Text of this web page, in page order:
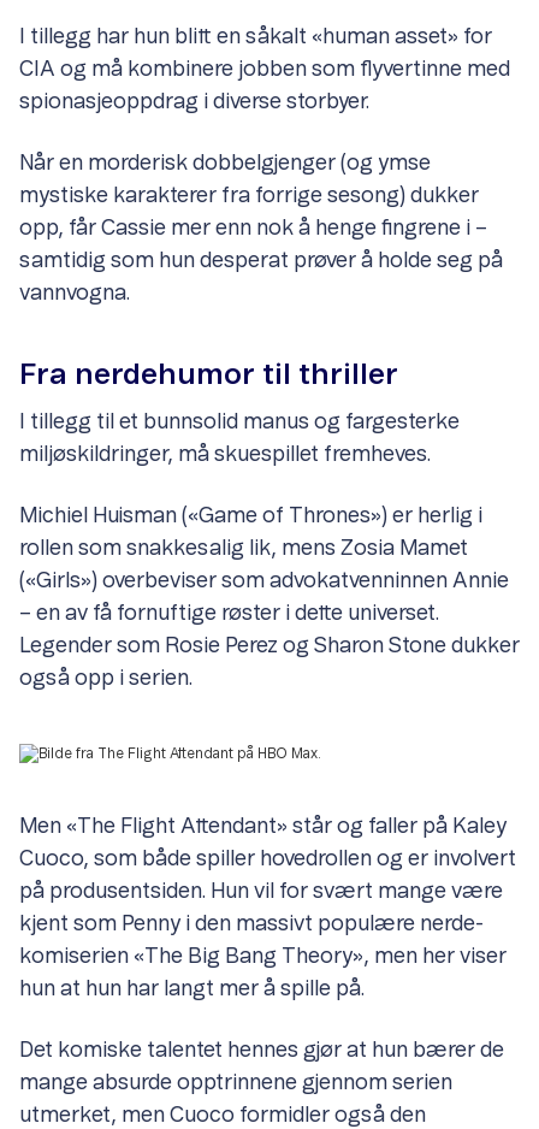
I tillegg har hun blitt en såkalt «human asset» for
CIA og må kombinere jobben som flyvertinne med
spionasjeoppdrag i diverse storbyer.
Når en morderisk dobbelgjenger (og ymse
mystiske karakterer fra forrige sesong) dukker
opp, får Cassie mer enn nok å henge fingrene i –
samtidig som hun desperat prøver å holde seg på
vannvogna.
Fra nerdehumor til thriller
I tillegg til et bunnsolid manus og fargesterke
miljøskildringer, må skuespillet fremheves.
Michiel Huisman («Game of Thrones») er herlig i
rollen som snakkesalig lik, mens Zosia Mamet
(«Girls») overbeviser som advokatvenninnen Annie
– en av få fornuftige røster i dette universet.
Legender som Rosie Perez og Sharon Stone dukker
også opp i serien.
Men «The Flight Attendant» står og faller på Kaley
Cuoco, som både spiller hovedrollen og er involvert
på produsentsiden. Hun vil for svært mange være
kjent som Penny i den massivt populære nerde-
komiserien «The Big Bang Theory», men her viser
hun at hun har langt mer å spille på.
Det komiske talentet hennes gjør at hun bærer de
mange absurde opptrinnene gjennom serien
utmerket, men Cuoco formidler også den